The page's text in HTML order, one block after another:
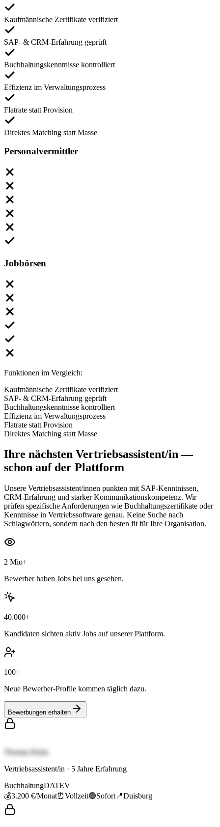
Kaufmännische Zertifikate verifiziert
SAP- & CRM-Erfahrung geprüft
Buchhaltungskenntnisse kontrolliert
Effizienz im Verwaltungsprozess
Flatrate statt Provision
Direktes Matching statt Masse
Personalvermittler
Jobbörsen
Funktionen im Vergleich:
Kaufmännische Zertifikate verifiziert
SAP- & CRM-Erfahrung geprüft
Buchhaltungskenntnisse kontrolliert
Effizienz im Verwaltungsprozess
Flatrate statt Provision
Direktes Matching statt Masse
Ihre nächsten Vertriebsassistent/in—
schon auf der Plattform
Unsere Vertriebsassistent/innen punkten mit SAP-Kenntnissen,
CRM-Erfahrung und starker Kommunikationskompetenz. Wir
prüfen spezifische Anforderungen wie Buchhaltungszertifikate oder
Kenntnisse in Vertriebssoftware genau. Keine Suche nach
Schlagwörtern, sondern nach den besten fit für Ihre Organisation.
2 Mio+
Bewerber haben Jobs bei uns gesehen.
40.000+
Kandidaten sichten aktiv Jobs auf unserer Plattform.
100+
Neue Bewerber-Profile kommen täglich dazu.
Bewerbungen erhalten
Thomas Klein
Vertriebsassistent/in · 5 Jahre Erfahrung
BuchhaltungDATEV
💰3.200 €/Monat⏰Vollzeit🟢Sofort 📍Duisburg